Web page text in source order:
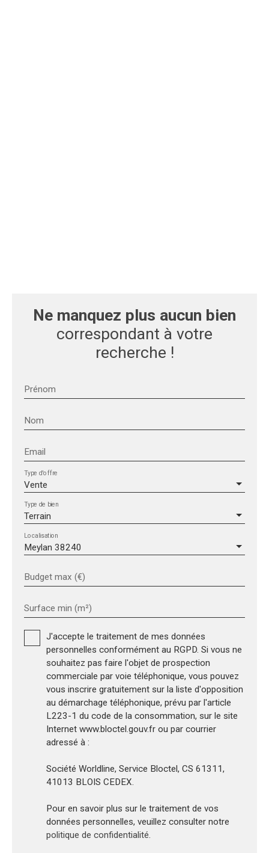
Ne manquez plus aucun bien
correspondant à votre
recherche !
Prénom
Nom
Email
Vente
Type d'offre
Terrain
Type de bien
Meylan 38240
Localisation
Budget max (€)
Surface min (m²)
J'accepte le traitement de mes données
personnelles conformément au RGPD. Si vous ne
souhaitez pas faire l'objet de prospection
commerciale par voie téléphonique, vous pouvez
vous inscrire gratuitement sur la liste d'opposition
au démarchage téléphonique, prévu par l'article
L223-1 du code de la consommation, sur le site
Internet www.bloctel.gouv.fr ou par courrier
adressé à :
Société Worldline, Service Bloctel, CS 61311,
41013 BLOIS CEDEX.
Pour en savoir plus sur le traitement de vos
données personnelles, veuillez consulter notre
politique de confidentialité.